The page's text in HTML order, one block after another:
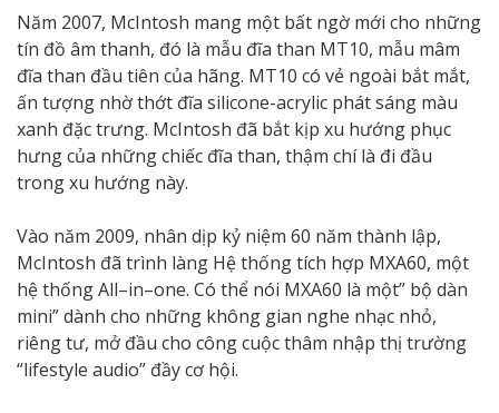
Năm 2007, McIntosh mang một bất ngờ mới cho những
tín đồ âm thanh, đó là mẫu đĩa than MT10, mẫu mâm
đĩa than đầu tiên của hãng. MT10 có vẻ ngoài bắt mắt,
ấn tượng nhờ thớt đĩa silicone-acrylic phát sáng màu
xanh đặc trưng. McIntosh đã bắt kịp xu hướng phục
hưng của những chiếc đĩa than, thậm chí là đi đầu
trong xu hướng này.
Vào năm 2009, nhân dịp kỷ niệm 60 năm thành lập,
McIntosh đã trình làng Hệ thống tích hợp MXA60, một
hệ thống All–in–one. Có thể nói MXA60 là một” bộ dàn
mini” dành cho những không gian nghe nhạc nhỏ,
riêng tư, mở đầu cho công cuộc thâm nhập thị trường
“lifestyle audio” đầy cơ hội.